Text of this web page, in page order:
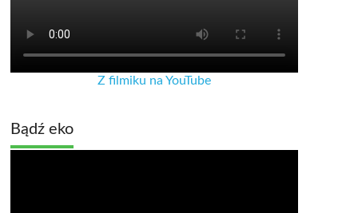
Z filmiku na YouTube
Bądź eko